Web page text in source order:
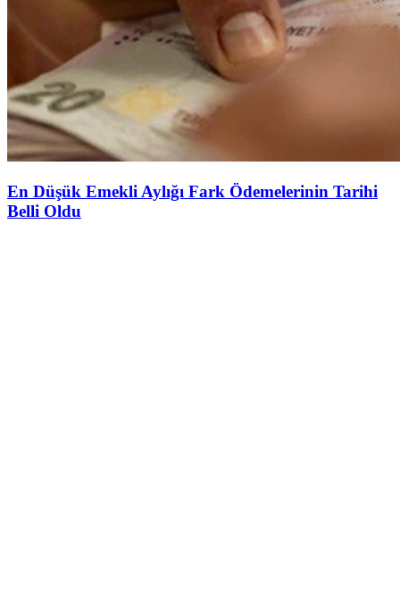
En Düşük Emekli Aylığı Fark Ödemelerinin Tarihi
Belli Oldu